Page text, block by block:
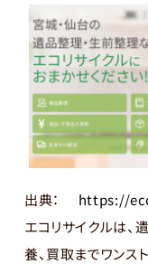
出典：
https://
エコリサイクルは、
養、買取までワンス